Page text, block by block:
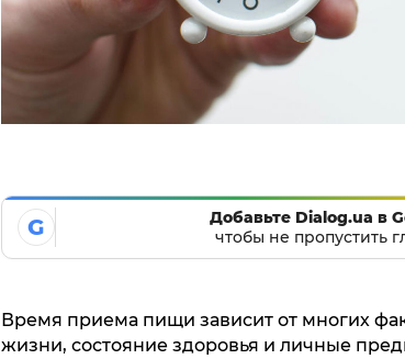
G
Добавьте Dialog.ua в
чтобы не пропустить
Время приема пищи зависит от многих
жизни, состояние здоровья и личные